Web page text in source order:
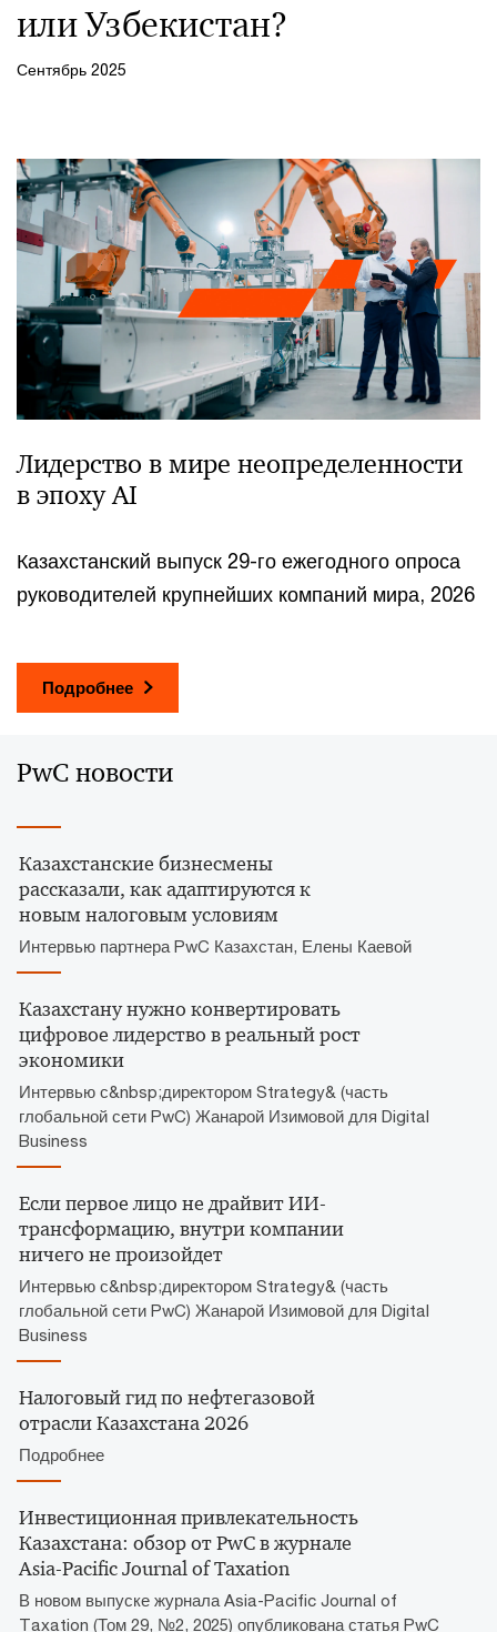
или Узбекистан?
Сентябрь 2025
Лидерство в мире неопределенности
в эпоху AI
Казахстанский выпуск 29-го ежегодного опроса
руководителей крупнейших компаний мира, 2026
Подробнее
PwC новости
Казахстанские бизнесмены
рассказали, как адаптируются к
новым налоговым условиям
Интервью партнера PwC Казахстан, Елены Каевой
Казахстану нужно конвертировать
цифровое лидерство в реальный рост
экономики
Интервью с&nbsp;директором Strategy& (часть
глобальной сети PwC) Жанарой Изимовой для Digital
Business
Если первое лицо не драйвит ИИ-
трансформацию, внутри компании
ничего не произойдет
Интервью с&nbsp;директором Strategy& (часть
глобальной сети PwC) Жанарой Изимовой для Digital
Business
Налоговый гид по нефтегазовой
отрасли Казахстана 2026
Подробнее
Инвестиционная привлекательность
Казахстана: обзор от PwC в журнале
Asia-Pacific Journal of Taxation
В новом выпуске журнала Asia-Pacific Journal of
Taxation (Том 29, №2, 2025) опубликована статья PwC